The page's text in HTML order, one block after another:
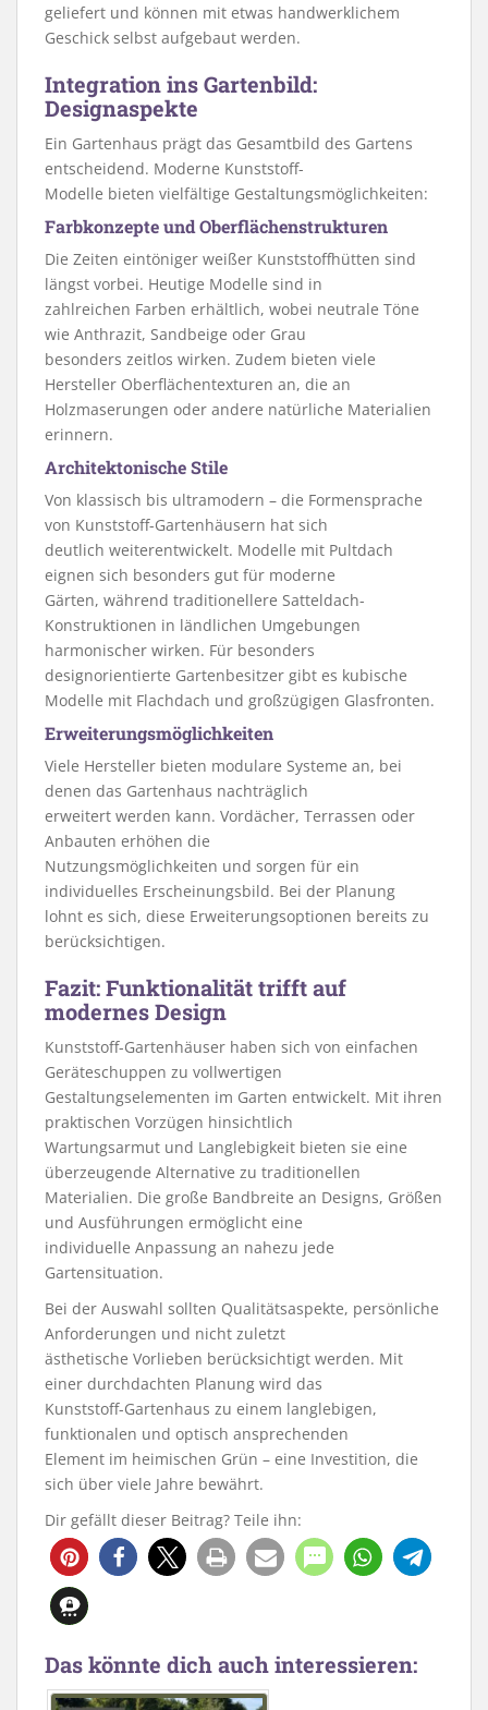
geliefert und können mit etwas handwerklichem
Geschick selbst aufgebaut werden.
Integration ins Gartenbild:
Designaspekte
Ein Gartenhaus prägt das Gesamtbild des Gartens
entscheidend. Moderne Kunststoff-
Modelle bieten vielfältige Gestaltungsmöglichkeiten:
Farbkonzepte und Oberflächenstrukturen
Die Zeiten eintöniger weißer Kunststoffhütten sind
längst vorbei. Heutige Modelle sind in
zahlreichen Farben erhältlich, wobei neutrale Töne
wie Anthrazit, Sandbeige oder Grau
besonders zeitlos wirken. Zudem bieten viele
Hersteller Oberflächentexturen an, die an
Holzmaserungen oder andere natürliche Materialien
erinnern.
Architektonische Stile
Von klassisch bis ultramodern – die Formensprache
von Kunststoff-Gartenhäusern hat sich
deutlich weiterentwickelt. Modelle mit Pultdach
eignen sich besonders gut für moderne
Gärten, während traditionellere Satteldach-
Konstruktionen in ländlichen Umgebungen
harmonischer wirken. Für besonders
designorientierte Gartenbesitzer gibt es kubische
Modelle mit Flachdach und großzügigen Glasfronten.
Erweiterungsmöglichkeiten
Viele Hersteller bieten modulare Systeme an, bei
denen das Gartenhaus nachträglich
erweitert werden kann. Vordächer, Terrassen oder
Anbauten erhöhen die
Nutzungsmöglichkeiten und sorgen für ein
individuelles Erscheinungsbild. Bei der Planung
lohnt es sich, diese Erweiterungsoptionen bereits zu
berücksichtigen.
Fazit: Funktionalität trifft auf
modernes Design
Kunststoff-Gartenhäuser haben sich von einfachen
Geräteschuppen zu vollwertigen
Gestaltungselementen im Garten entwickelt. Mit ihren
praktischen Vorzügen hinsichtlich
Wartungsarmut und Langlebigkeit bieten sie eine
überzeugende Alternative zu traditionellen
Materialien. Die große Bandbreite an Designs, Größen
und Ausführungen ermöglicht eine
individuelle Anpassung an nahezu jede
Gartensituation.
Bei der Auswahl sollten Qualitätsaspekte, persönliche
Anforderungen und nicht zuletzt
ästhetische Vorlieben berücksichtigt werden. Mit
einer durchdachten Planung wird das
Kunststoff-Gartenhaus zu einem langlebigen,
funktionalen und optisch ansprechenden
Element im heimischen Grün – eine Investition, die
sich über viele Jahre bewährt.
Dir gefällt dieser Beitrag? Teile ihn:
19
Das könnte dich auch interessieren: